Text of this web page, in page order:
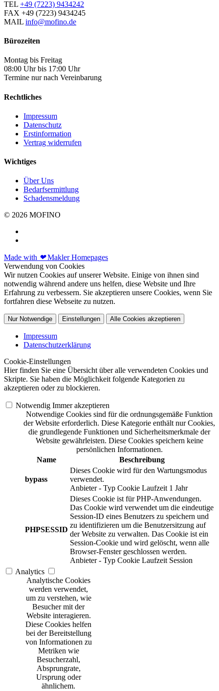
TEL +49 (7223) 9434242
FAX +49 (7223) 9434245
MAIL info@mofino.de
Bürozeiten
Montag bis Freitag
08:00 Uhr bis 17:00 Uhr
Termine nur nach Vereinbarung
Rechtliches
Impressum
Datenschutz
Erstinformation
Vertrag widerrufen
Wichtiges
Über Uns
Bedarfsermittlung
Schadensmeldung
© 2026 MOFINO
Made with ❤Makler Homepages
Verwendung von Cookies
Wir nutzen Cookies auf unserer Website. Einige von ihnen sind
notwendig während andere uns helfen, diese Website und Ihre
Erfahrung zu verbessern. Sie akzeptieren unsere Cookies, wenn Sie
fortfahren diese Webseite zu nutzen.
Nur Notwendige Einstellungen Alle Cookies akzeptieren
Impressum
Datenschutzerklärung
Cookie-Einstellungen
Hier finden Sie eine Übersicht über alle verwendeten Cookies und
Skripte. Sie haben die Möglichkeit folgende Kategorien zu
akzeptieren oder zu blockieren.
Notwendig Immer akzeptieren
Notwendige Cookies sind für die ordnungsgemäße Funktion
der Website erforderlich. Diese Kategorie enthält nur Cookies,
die grundlegende Funktionen und Sicherheitsmerkmale der
Website gewährleisten. Diese Cookies speichern keine
persönlichen Informationen.
Name
Beschreibung
bypass
Dieses Cookie wird für den Wartungsmodus
verwendet.
Anbieter - Typ Cookie Laufzeit 1 Jahr
PHPSESSID
Dieses Cookie ist für PHP-Anwendungen.
Das Cookie wird verwendet um die eindeutige
Session-ID eines Benutzers zu speichern und
zu identifizieren um die Benutzersitzung auf
der Website zu verwalten. Das Cookie ist ein
Session-Cookie und wird gelöscht, wenn alle
Browser-Fenster geschlossen werden.
Anbieter - Typ Cookie Laufzeit Session
Analytics
Analytische Cookies
werden verwendet,
um zu verstehen, wie
Besucher mit der
Website interagieren.
Diese Cookies helfen
bei der Bereitstellung
von Informationen zu
Metriken wie
Besucherzahl,
Absprungrate,
Ursprung oder
ähnlichem.